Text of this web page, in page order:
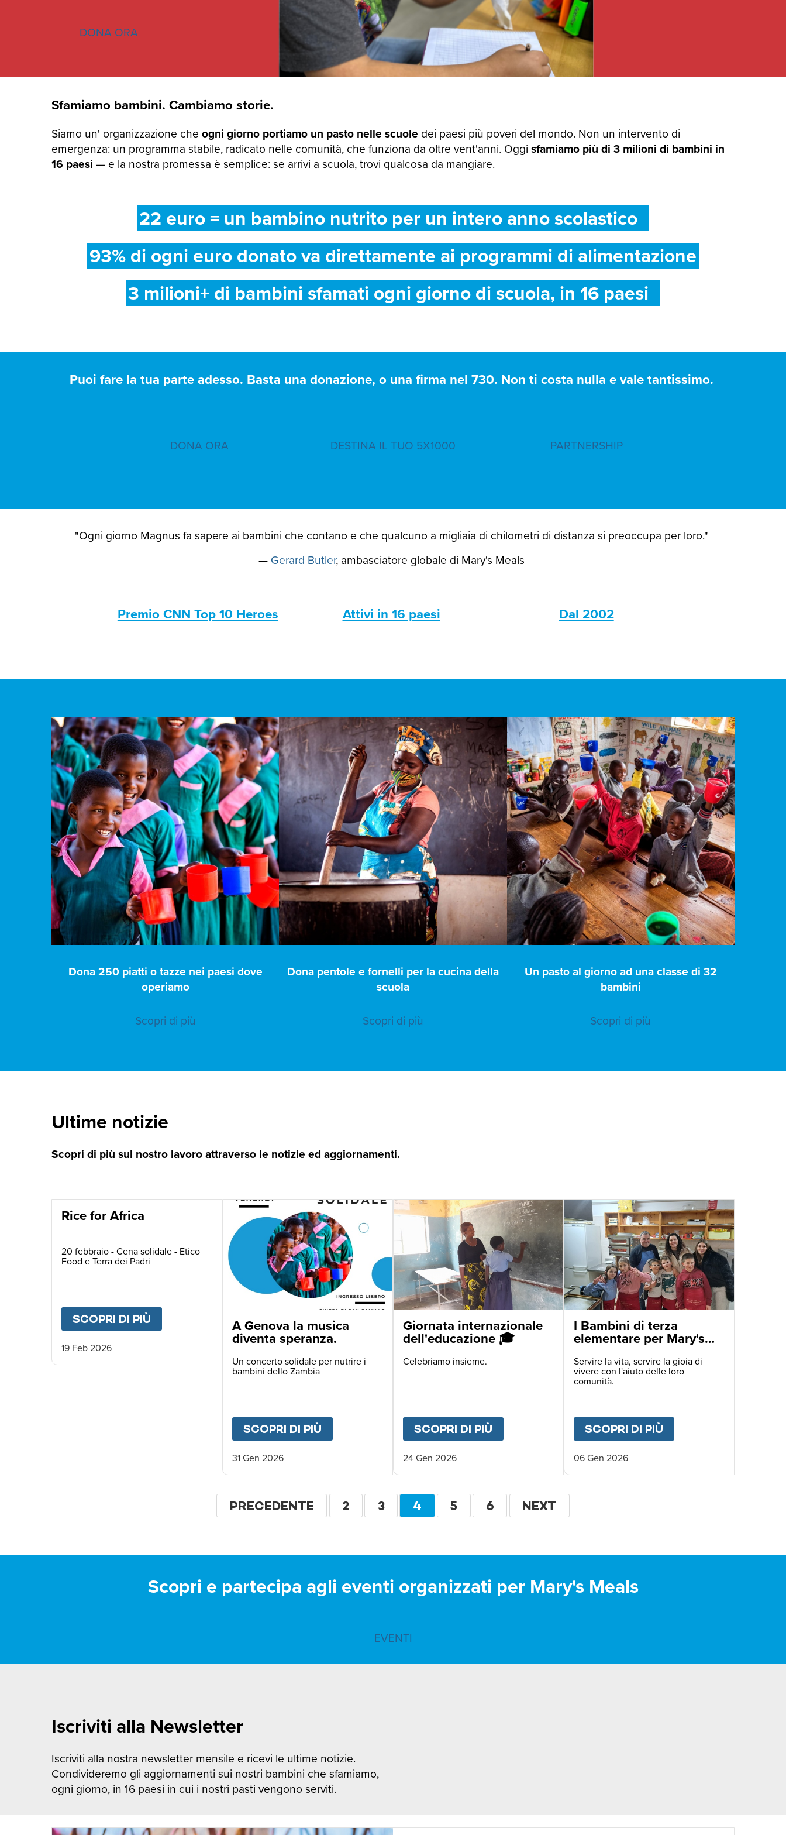
DONA ORA
Sfamiamo bambini. Cambiamo storie.
Siamo un' organizzazione che ogni giorno portiamo un pasto nelle scuole dei paesi più poveri del mondo. Non un intervento di
emergenza: un programma stabile, radicato nelle comunità, che funziona da oltre vent'anni. Oggi sfamiamo più di 3 milioni di bambini in
16 paesi — e la nostra promessa è semplice: se arrivi a scuola, trovi qualcosa da mangiare.
22 euro = un bambino nutrito per un intero anno scolastico
93% di ogni euro donato va direttamente ai programmi di alimentazione
3 milioni+ di bambini sfamati ogni giorno di scuola, in 16 paesi
Puoi fare la tua parte adesso. Basta una donazione, o una firma nel 730. Non ti costa nulla e vale tantissimo.
DONA ORA DESTINA IL TUO 5X1000 PARTNERSHIP
"Ogni giorno Magnus fa sapere ai bambini che contano e che qualcuno a migliaia di chilometri di distanza si preoccupa per loro."
— Gerard Butler, ambasciatore globale di Mary's Meals
Premio CNN Top 10 Heroes Attivi in 16 paesi Dal 2002
Dona 250 piatti o tazze nei paesi dove
operiamo
Scopri di più
Dona pentole e fornelli per la cucina della
scuola
Scopri di più
Un pasto al giorno ad una classe di 32
bambini
Scopri di più
Ultime notizie
Scopri di più sul nostro lavoro attraverso le notizie ed aggiornamenti.
Rice for Africa
20 febbraio - Cena solidale - Etico
Food e Terra dei Padri
SCOPRI DI PIÙ RICE FOR AFRICA
19 Feb 2026
A Genova la musica
diventa speranza.
Un concerto solidale per nutrire i
bambini dello Zambia
SCOPRI DI PIÙ A GENOVA LA MUSICA DIVENTA SPERANZA.
31 Gen 2026
Giornata internazionale
dell'educazione 🎓
Celebriamo insieme.
SCOPRI DI PIÙ GIORNATA INTERNAZIONALE
24 Gen 2026
I Bambini di terza
elementare per Mary's
Servire la vita, servire la gioia di
vivere con l'aiuto delle loro
comunità.
SCOPRI DI PIÙ
06 Gen 2026
Paginazione
PAGINA
PRECEDENTE PAGINA
2 PAGINA
3
PAGINA
4 PAGINA
5 PAGINA
6
PAGINA
NEXT
Scopri e partecipa agli eventi organizzati per Mary's Meals
EVENTI
Iscriviti alla Newsletter
Iscriviti alla nostra newsletter mensile e ricevi le ultime notizie.
Condivideremo gli aggiornamenti sui nostri bambini che sfamiamo,
ogni giorno, in 16 paesi in cui i nostri pasti vengono serviti.